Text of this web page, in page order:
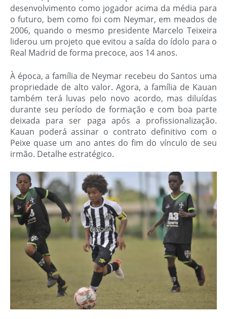
desenvolvimento como jogador acima da média para
o futuro, bem como foi com Neymar, em meados de
2006, quando o mesmo presidente Marcelo Teixeira
liderou um projeto que evitou a saída do ídolo para o
Real Madrid de forma precoce, aos 14 anos.
À época, a família de Neymar recebeu do Santos uma
propriedade de alto valor. Agora, a família de Kauan
também terá luvas pelo novo acordo, mas diluídas
durante seu período de formação e com boa parte
deixada para ser paga após a profissionalização.
Kauan poderá assinar o contrato definitivo com o
Peixe quase um ano antes do fim do vínculo de seu
irmão. Detalhe estratégico.